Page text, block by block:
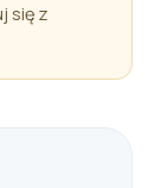
się z